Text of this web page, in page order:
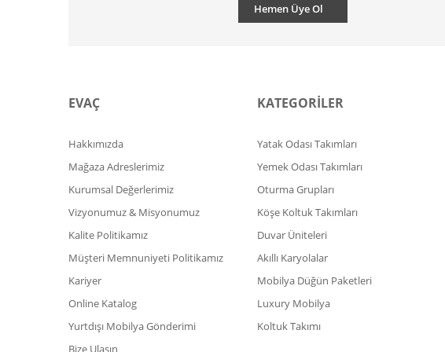
Hemen Üye Ol
EVAÇ
Hakkımızda
Mağaza Adreslerimiz
Kurumsal Değerlerimiz
Vizyonumuz & Misyonumuz
Kalite Politikamız
Müşteri Memnuniyeti Politikamız
Kariyer
Online Katalog
Yurtdışı Mobilya Gönderimi
Bize Ulaşın
KATEGORİLER
Yatak Odası Takımları
Yemek Odası Takımları
Oturma Grupları
Köşe Koltuk Takımları
Duvar Üniteleri
Akıllı Karyolalar
Mobilya Düğün Paketleri
Luxury Mobilya
Koltuk Takımı